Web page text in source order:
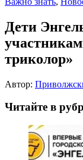
Дети
триколор»
Автор:
Читайте в